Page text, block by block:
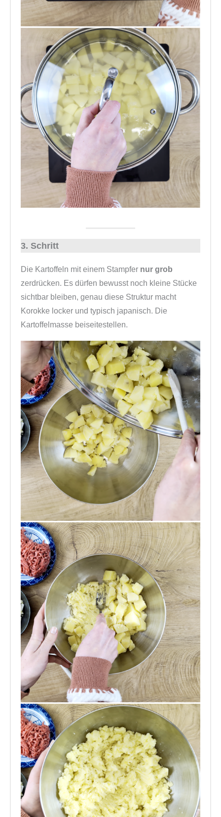
3. Schritt
Die Kartoffeln mit einem Stampfer nur grob
zerdrücken. Es dürfen bewusst noch kleine Stücke
sichtbar bleiben, genau diese Struktur macht
Korokke locker und typisch japanisch. Die
Kartoffelmasse beiseitestellen.